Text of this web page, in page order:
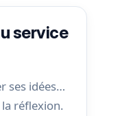
service
ses idées…
la réflexion.